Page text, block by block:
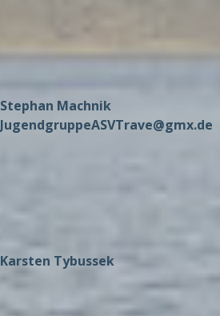
Stephan Machnik
JugendgruppeASVTrave@gmx.de
Karsten Tybussek